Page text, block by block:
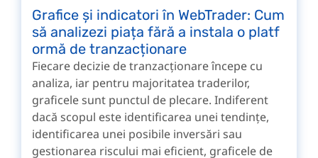
Grafice și indicatori în WebTrader: Cum
să analizezi piața fără a instala o platf
ormă de tranzacționare
Fiecare decizie de tranzacționare începe cu
analiza, iar pentru majoritatea traderilor,
graficele sunt punctul de plecare. Indiferent
dacă scopul este identificarea unei tendințe,
identificarea unei posibile inversări sau
gestionarea riscului mai eficient, graficele de